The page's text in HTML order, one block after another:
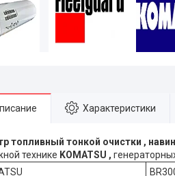
Характеристики
топливный тонкой очистки ,
технике KOMATSU ,